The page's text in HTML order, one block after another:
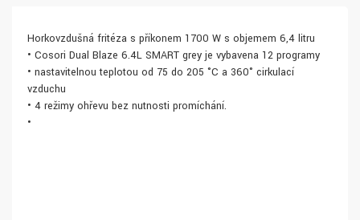
Horkovzdušná fritéza s příkonem 1700 W s objemem 6,4 litru
• Cosori Dual Blaze 6.4L SMART grey je vybavena 12 programy
• nastavitelnou teplotou od 75 do 205 °C a 360° cirkulací
vzduchu
• 4 režimy ohřevu bez nutnosti promíchání.
•